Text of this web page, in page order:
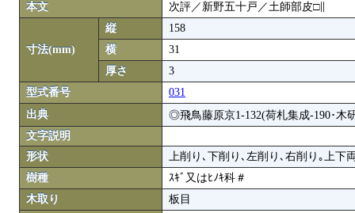
本文
次評／新野五十戸／土師部皮□∥
寸法(mm)
縦
158
横
31
厚さ
3
型式番号
031
出典
◎飛鳥藤原京1-132(荷札集成-190･木
文字説明
形状
上削り､下削り､左削り､右削り｡上下
樹種
ｽｷﾞ又はﾋﾉｷ科＃
木取り
板目